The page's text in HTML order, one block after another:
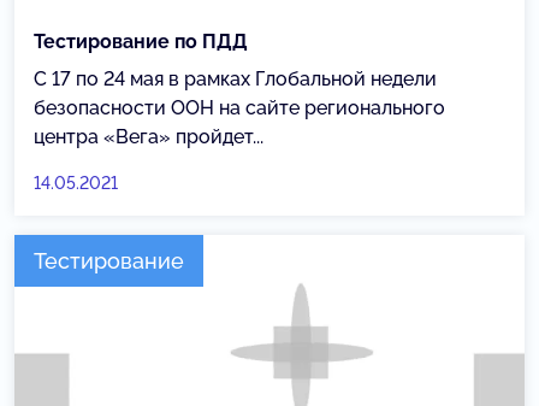
Тестирование по ПДД
С 17 по 24 мая в рамках Глобальной недели
безопасности ООН на сайте регионального
центра «Вега» пройдет...
14.05.2021
Тестирование